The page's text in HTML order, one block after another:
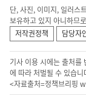
단, 사진, 이미지, 일러스
보유하고 있지 아니하므
저작권정책
담당자
기사 이용 시에는 출처를
에 따라 처벌될 수 있습니
<자료출처=정책브리핑